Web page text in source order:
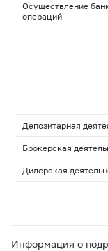
Осуществление
операций
Депозитарная
Брокерская
Дилерская
Информация о